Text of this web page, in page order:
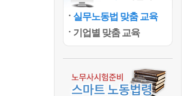
실무노동법 맞춤 교육
기업별 맞춤 교육